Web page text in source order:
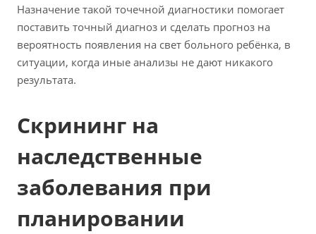
Назначение такой точечной диагностики помогает
поставить точный диагноз и сделать прогноз на
вероятность появления на свет больного ребёнка, в
ситуации, когда иные анализы не дают никакого
результата.
Скрининг на
наследственные
заболевания при
планировании